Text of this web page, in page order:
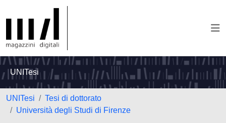
UNITesi
UNITesi
Tesi di dottorato
Università degli Studi di Firenze